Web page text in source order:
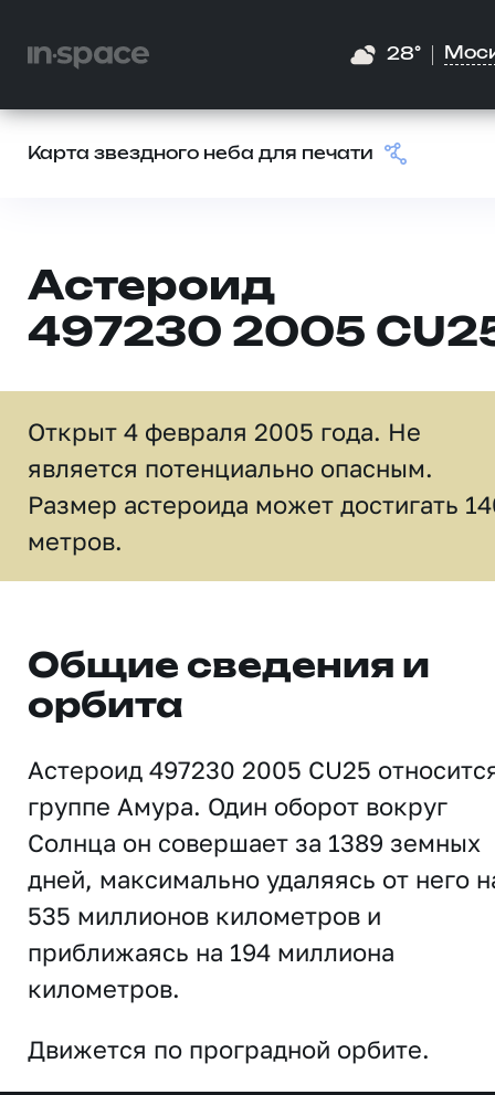
28°
Карта звездного неба для печати
Астероид
497230 2005
Открыт 4 февраля 2005 года. Не
является потенциально опасным.
Размер астероида может достигать
метров.
Общие сведения и
орбита
Астероид 497230 2005 CU25
группе Амура. Один оборот вокруг
Солнца он совершает за 1389 земных
дней, максимально удаляясь от него
535 миллионов километров и
приближаясь на 194 миллиона
километров.
Движется по проградной орбите.